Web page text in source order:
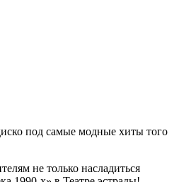
под самые модные хиты того
не только насладиться